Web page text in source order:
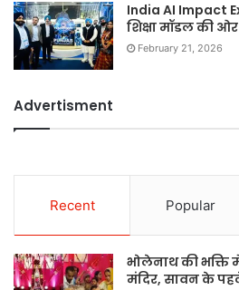
India AI Impact
शिक्षा मॉडल की
February 21, 2026
Advertisment
Recent Popular
भोलेनाथ की भक्ति
मंदिर, सावन के